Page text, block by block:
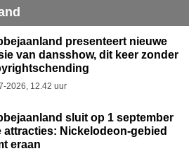
presenteert nieuwe
van dansshow, dit keer zonder
2026, 12.42 uur
sluit op 1 september
attracties: Nickelodeon-gebied
eraan